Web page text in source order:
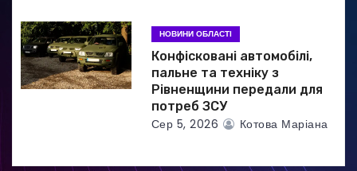
НОВИНИ ОБЛАСТІ
Конфісковані автомобілі,
пальне та техніку з
Рівненщини передали для
потреб ЗСУ
Сер 5, 2026 Котова Маріана